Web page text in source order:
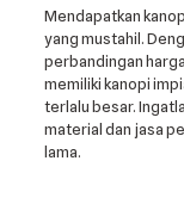
Mendapatkan
yang mustahil.
perbandingan
memiliki kanopi
terlalu besar.
material dan jasa
lama.